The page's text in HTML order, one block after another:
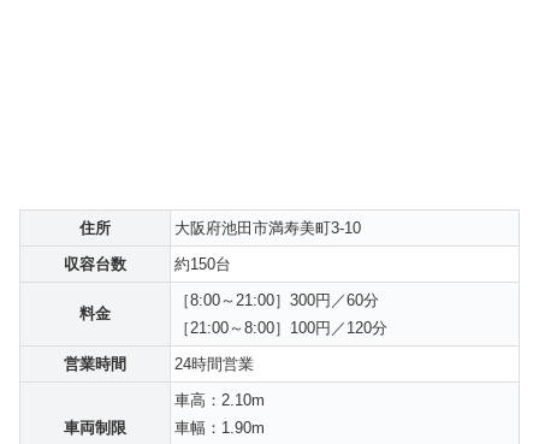
住所
大阪府池田市満寿美町3-10
収容台数
約150台
料金
［8:00～21:00］300円／60分
［21:00～8:00］100円／120分
営業時間
24時間営業
車両制限
車高：2.10m
車幅：1.90m